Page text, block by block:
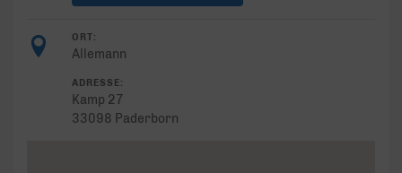
ORT:
Allemann
ADRESSE:
Kamp 27
33098 Paderborn